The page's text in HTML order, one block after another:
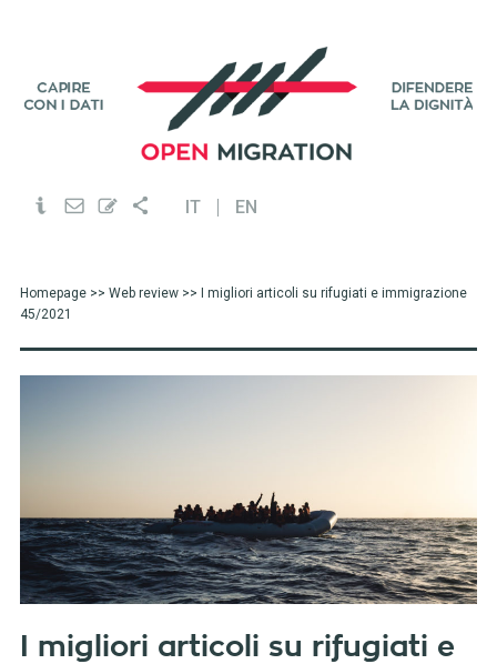
IT EN
Homepage>> Web review>> I migliori articoli su rifugiati e immigrazione
45/2021
I migliori articoli su rifugiati e